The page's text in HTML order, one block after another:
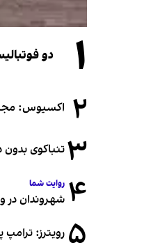
۱ دو فوتبالیست زن ایرانی ۵ ماه
۲ اکسیوس:
۳تنباکوی بدون
۴ روایت شما
شهروندان در
۵ رویترز: